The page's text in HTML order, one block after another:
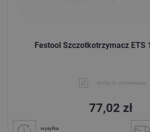
Festool Szczotkotrzymacz ETS
dodaj do porównania
77,02 zł
wysyłka